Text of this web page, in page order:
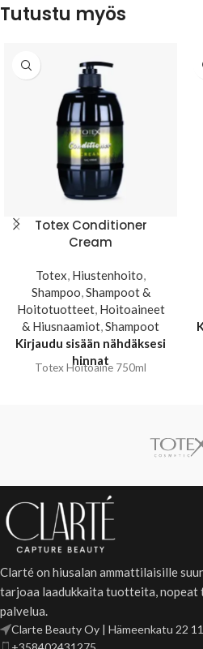
Tutustu myös
Totex Conditioner
Cream
Totex, Hiustenhoito,
Shampoo,Shampoot &
Hoitotuotteet, Hoitoaineet
& Hiusnaamiot,Shampoot
Kirjaudu sisään nähdäksesi
hinnat
Totex Hoitoaine 750ml
Clarté on hiusalan ammattilaisille
tarjoaa laadukkaita tuotteita,
palvelua.
Clarte Beauty Oy | Hämeenkatu 22